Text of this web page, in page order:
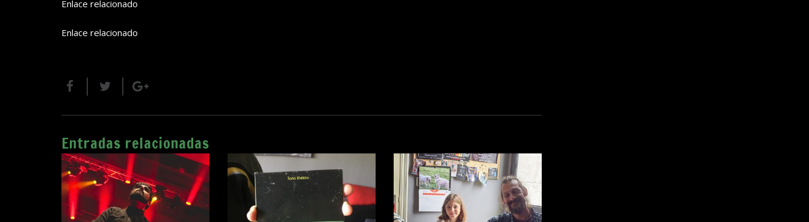
Enlace relacionado
Enlace relacionado
Entradas relacionadas